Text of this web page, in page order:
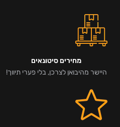
מחירים סיטונאים
היישר מהיבואן לצרכן, בלי פערי תיווך!